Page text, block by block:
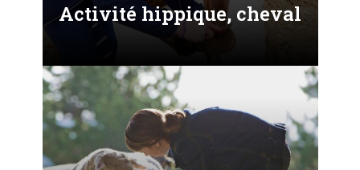
Activité hippique, cheval